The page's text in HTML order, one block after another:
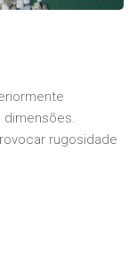
rugosidade